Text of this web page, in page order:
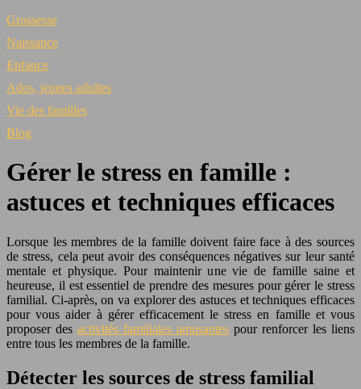
Grossesse
Naissance
Enfance
Ados, jeunes adultes
Vie des familles
Blog
Gérer le stress en famille :
astuces et techniques efficaces
Lorsque les membres de la famille doivent faire face à des sources
de stress, cela peut avoir des conséquences négatives sur leur santé
mentale et physique. Pour maintenir une vie de famille saine et
heureuse, il est essentiel de prendre des mesures pour gérer le stress
familial. Ci-après, on va explorer des astuces et techniques efficaces
pour vous aider à gérer efficacement le stress en famille et vous
proposer des activités familiales amusantes pour renforcer les liens
entre tous les membres de la famille.
Détecter les sources de stress familial